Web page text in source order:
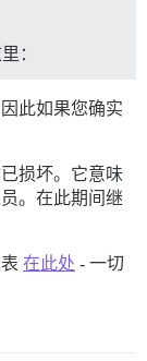
：
此如果您确实
损坏。它意味
。在此期间继
在此处 - 一切